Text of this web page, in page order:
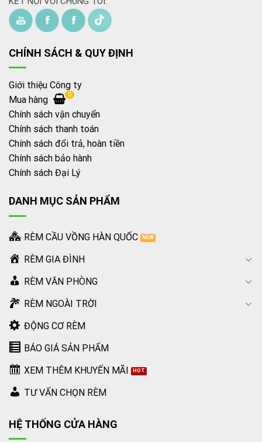
CHÍNH SÁCH & QUY ĐỊNH
Giới thiệu Công ty
Mua hàng
0
Chính sách vận chuyển
Chính sách thanh toán
Chính sách đổi trả, hoàn tiền
Chính sách bảo hành
Chính sách Đại Lý
DANH MỤC SẢN PHẨM
RÈM CẦU VỒNG HÀN QUỐC
RÈM GIA ĐÌNH
RÈM VĂN PHÒNG
RÈM NGOÀI TRỜI
ĐỘNG CƠ RÈM
BÁO GIÁ SẢN PHẨM
XEM THÊM KHUYẾN MÃI
TƯ VẤN CHỌN RÈM
HỆ THỐNG CỬA HÀNG